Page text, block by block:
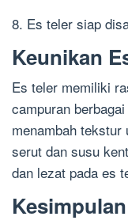
8. Es teler siap
Keunikan
Es teler memiliki
campuran
menambah
serut dan susu
dan lezat pada es